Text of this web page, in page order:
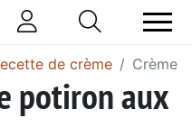
de crème Crème
potiron aux